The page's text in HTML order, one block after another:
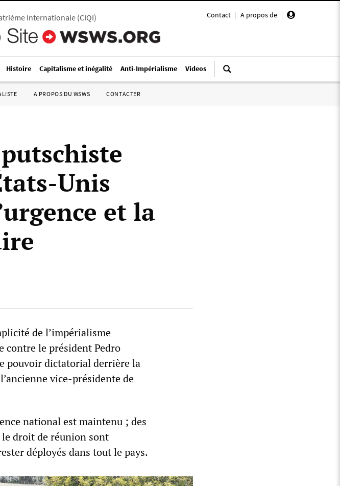
Contact | A propos de |
Internationale(CIQI)
Histoire Capitalisme et inégalité Anti-Impérialisme Videos
A PROPOS DU WSWS CONTACTER
Unis
et la
de l’impérialisme
contre le président Pedro
pouvoir dictatorial derrière la
vice-présidente de
national est maintenu ; des
droit de réunion sont
déployés dans tout le pays.